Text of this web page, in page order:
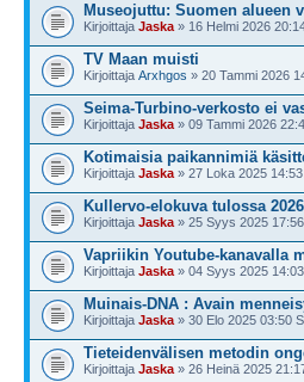
Museojuttu: Suomen alueen
Kirjoittaja Jaska » 16 Helmi 2026
TV Maan muisti
Kirjoittaja Arxhgos » 20 Tammi 2026
Seima-Turbino-verkosto ei
Kirjoittaja Jaska » 09 Tammi 2026
Kotimaisia paikannimiä
Kirjoittaja Jaska » 27 Loka 2025 14:53
Kullervo-elokuva tulossa 2026
Kirjoittaja Jaska » 25 Syys 2025 17:56
Vapriikin Youtube-kanavalla
Kirjoittaja Jaska » 04 Syys 2025 14:03
Muinais-DNA : Avain
Kirjoittaja Jaska » 30 Elo 2025 03:50
Tieteidenvälisen metodin
Kirjoittaja Jaska » 26 Heinä 2025